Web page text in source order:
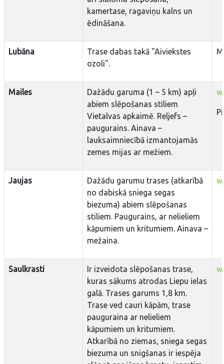
kamertase, ragaviņu kalns un
ēdināšana.
Lubāna
Trase dabas takā "Aiviekstes
ozoli".
Mailes
Dažādu garuma (1 – 5 km) apļi
abiem slēpošanas stiliem
Vietalvas apkaimē. Reljefs –
paugurains. Ainava –
lauksaimniecībā izmantojamās
zemes mijas ar mežiem.
Jaujas
Dažādu garumu trases (atkarībā
no dabiskā sniega segas
biezuma) abiem slēpošanas
stiliem. Paugurains, ar nelieliem
kāpumiem un kritumiem. Ainava –
mežaina.
Saulkrasti
Ir izveidota slēpošanas trase,
kuras sākums atrodas Liepu ielas
galā. Trases garums 1,8 km.
Trase ved cauri kāpām, trase
pauguraina ar nelieliem
kāpumiem un kritumiem.
Atkarībā no ziemas, sniega segas
biezuma un snigšanas ir iespēja